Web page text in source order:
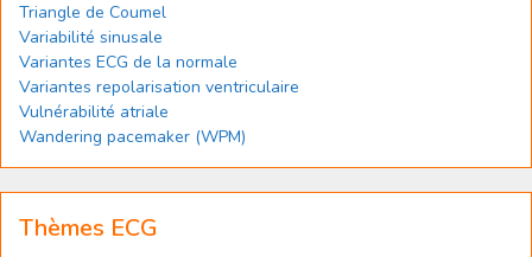
Triangle de Coumel
Variabilité sinusale
Variantes ECG de la normale
Variantes repolarisation ventriculaire
Vulnérabilité atriale
Wandering pacemaker (WPM)
Thèmes ECG